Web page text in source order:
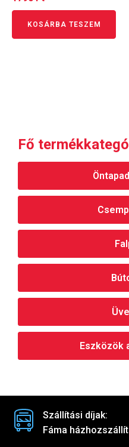
5.00
/ 5
KOSÁRBA TESZEM
Fő
Eszközök
Szállítási díjak:
Fáma